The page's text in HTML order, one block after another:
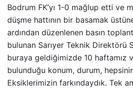
Bodrum FK’yı 1-0 mağlup etti ve
düşme hattının bir basamak
ardından düzenlenen basın
bulunan Sarıyer Teknik Direktörü
buraya geldiğimizde 10 haftamız
bulunduğu konum, durum,
Eksiklerimizin farkındaydık. Tek